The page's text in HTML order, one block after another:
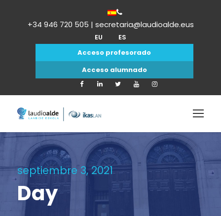
+34 946 720 505 | secretaria@laudioalde.eus
EU
ES
Acceso profesorado
Acceso alumnado
septiembre 3, 2021
Day